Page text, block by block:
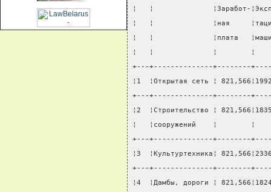
¦   ¦              ¦Заработ-
¦   ¦              ¦ная     ¦тация
¦   ¦              ¦плата
¦   ¦              ¦        ¦
+---+--------------+--------
¦1  ¦Открытая сеть ¦
+---+--------------+--------
¦2  ¦Строительство ¦
¦   ¦сооружений    ¦
+---+--------------+--------
¦3  ¦Культуртехника¦
+---+--------------+--------
¦4  ¦Дамбы, дороги ¦